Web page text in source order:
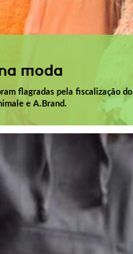
moda
flagradas pela fiscalização do
e A.Brand.